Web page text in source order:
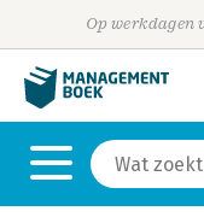
Op werkdagen